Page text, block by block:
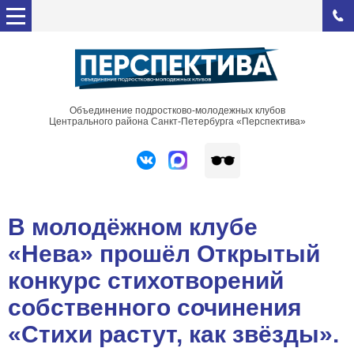
Объединение подростково-молодежных клубов
Центрального района Санкт-Петербурга «Перспектива»
В молодёжном клубе
«Нева» прошёл Открытый
конкурс стихотворений
собственного сочинения
«Стихи растут, как звёзды».